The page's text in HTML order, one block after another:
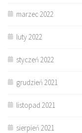
marzec 2022
luty 2022
styczeń 2022
grudzień 2021
listopad 2021
sierpień 2021